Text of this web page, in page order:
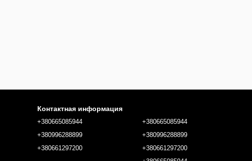
Контактная информация
+380665085944
+380996288899
+380661297200
+380665085944
+380996288899
+380661297200